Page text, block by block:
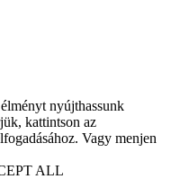
nyújthassunk
kattintson az
Vagy menjen
ALL